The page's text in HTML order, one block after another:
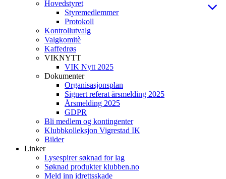
Hovedstyret
Styremedlemmer
Protokoll
Kontrollutvalg
Valgkomitè
Kaffedrøs
VIKNYTT
VIK Nytt 2025
Dokumenter
Organisasjonsplan
Signert referat årsmelding 2025
Årsmelding 2025
GDPR
Bli medlem og kontingenter
Klubbkolleksjon Vigrestad IK
Bilder
Linker
Lysespirer søknad for lag
Søknad produkter klubben.no
Meld inn idrettsskade